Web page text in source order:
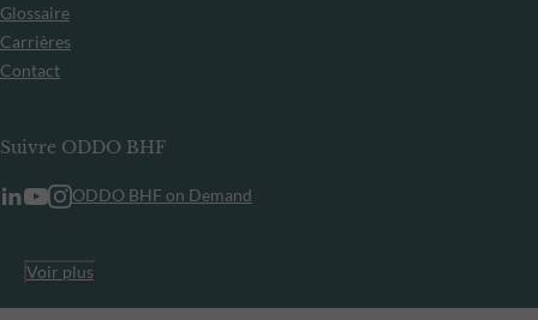
Glossaire
Carrières
Contact
Suivre ODDO BHF
ODDO BHF on Demand
Voir plus